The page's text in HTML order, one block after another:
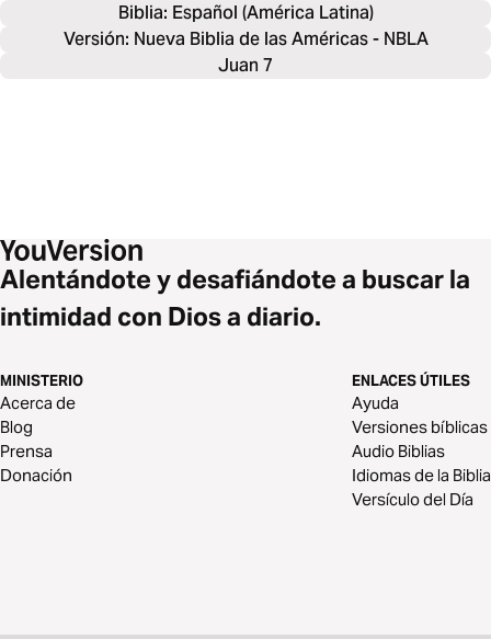
Biblia: Español (América Latina)
Versión: Nueva Biblia de las Américas - NBLA
Juan 7
Alentándote y desafiándote a buscar la
intimidad con Dios a diario.
MINISTERIO
Acerca de
Blog
Prensa
Donación
ENLACES ÚTILES
Ayuda
Versiones bíblicas
Audio Biblias
Idiomas de la Biblia
Versículo del Día